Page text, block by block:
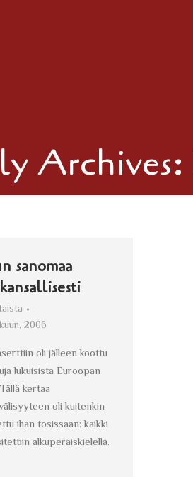
Archives:
sanomaa
2006
oli jälleen koottu
lukuisista Euroopan
kertaa
oli kuitenkin
ihan tosissaan: kaikki
alkuperäiskielellä.